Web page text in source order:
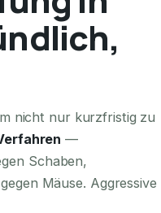
nicht nur kurzfristig zu
—
Schaben,
Mäuse. Aggressive